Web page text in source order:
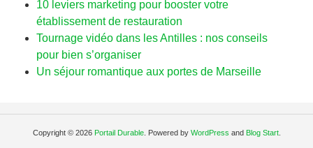
10 leviers marketing pour booster votre
établissement de restauration
Tournage vidéo dans les Antilles : nos conseils
pour bien s’organiser
Un séjour romantique aux portes de Marseille
Copyright © 2026 Portail Durable. Powered by WordPress and Blog Start.